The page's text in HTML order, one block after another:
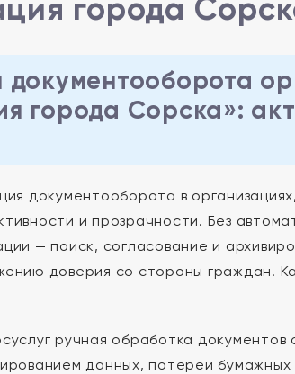
города
города Сорска»:
документооборота в
и прозрачности. Без
— поиск, согласование и
доверия со стороны граждан.
ручная обработка
данных, потерей